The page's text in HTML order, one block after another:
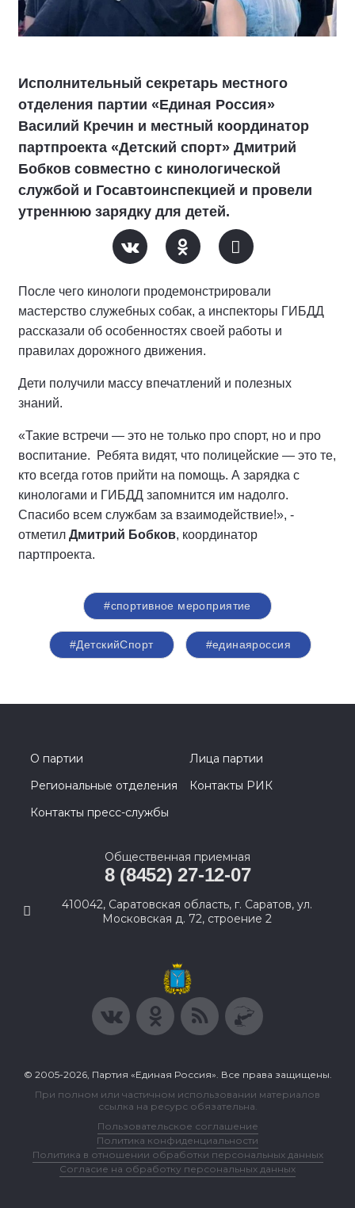
Исполнительный секретарь местного
отделения партии «Единая Россия»
Василий Кречин и местный координатор
партпроекта «Детский спорт» Дмитрий
Бобков совместно с кинологической
службой и Госавтоинспекцией и провели
утреннюю зарядку для детей.
После чего кинологи продемонстрировали
мастерство служебных собак, а инспекторы ГИБДД
рассказали об особенностях своей работы и
правилах дорожного движения.
Дети получили массу впечатлений и полезных
знаний.
«Такие встречи — это не только про спорт, но и про
воспитание. Ребята видят, что полицейские — это те,
кто всегда готов прийти на помощь. А зарядка с
кинологами и ГИБДД запомнится им надолго.
Спасибо всем службам за взаимодействие!», -
отметил Дмитрий Бобков, координатор
партпроекта.
#спортивное мероприятие
#ДетскийСпорт #единаяроссия
О партии
Лица партии
Региональные отделения
Контакты РИК
Контакты пресс-службы
Общественная приемная
8 (8452) 27-12-07
410042, Саратовская область, г. Саратов, ул.
Московская д. 72, строение 2
© 2005-2026, Партия «Единая Россия». Все права защищены.
При полном или частичном использовании материалов
ссылка на ресурс обязательна.
Пользовательское соглашение
Политика конфиденциальности
Политика в отношении обработки персональных данных
Согласие на обработку персональных данных